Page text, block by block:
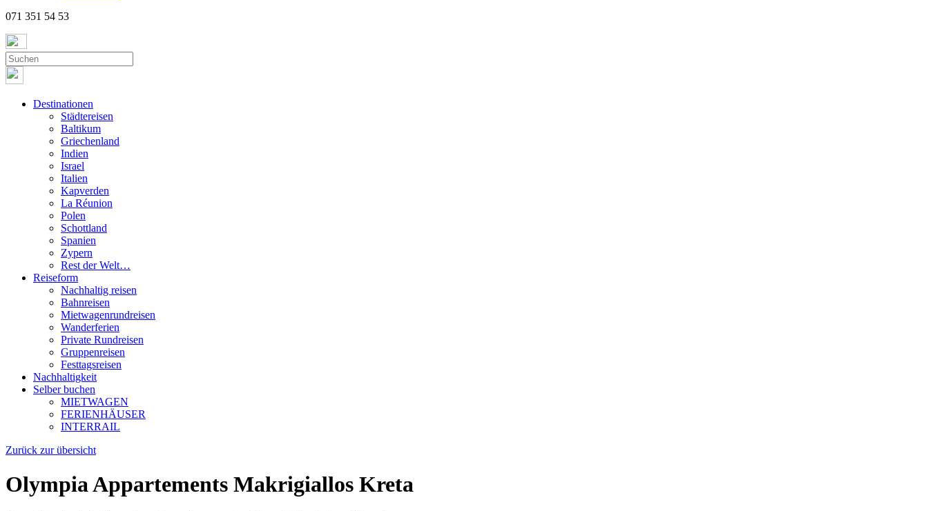
071 351 54 53
Destinationen
Städtereisen
Baltikum
Griechenland
Indien
Israel
Italien
Kapverden
La Réunion
Polen
Schottland
Spanien
Zypern
Rest der Welt…
Reiseform
Nachhaltig reisen
Bahnreisen
Mietwagenrundreisen
Wanderferien
Private Rundreisen
Gruppenreisen
Festtagsreisen
Nachhaltigkeit
Selber buchen
MIETWAGEN
FERIENHÄUSER
INTERRAIL
Zurück zur übersicht
Olympia Appartements Makrigiallos Kreta